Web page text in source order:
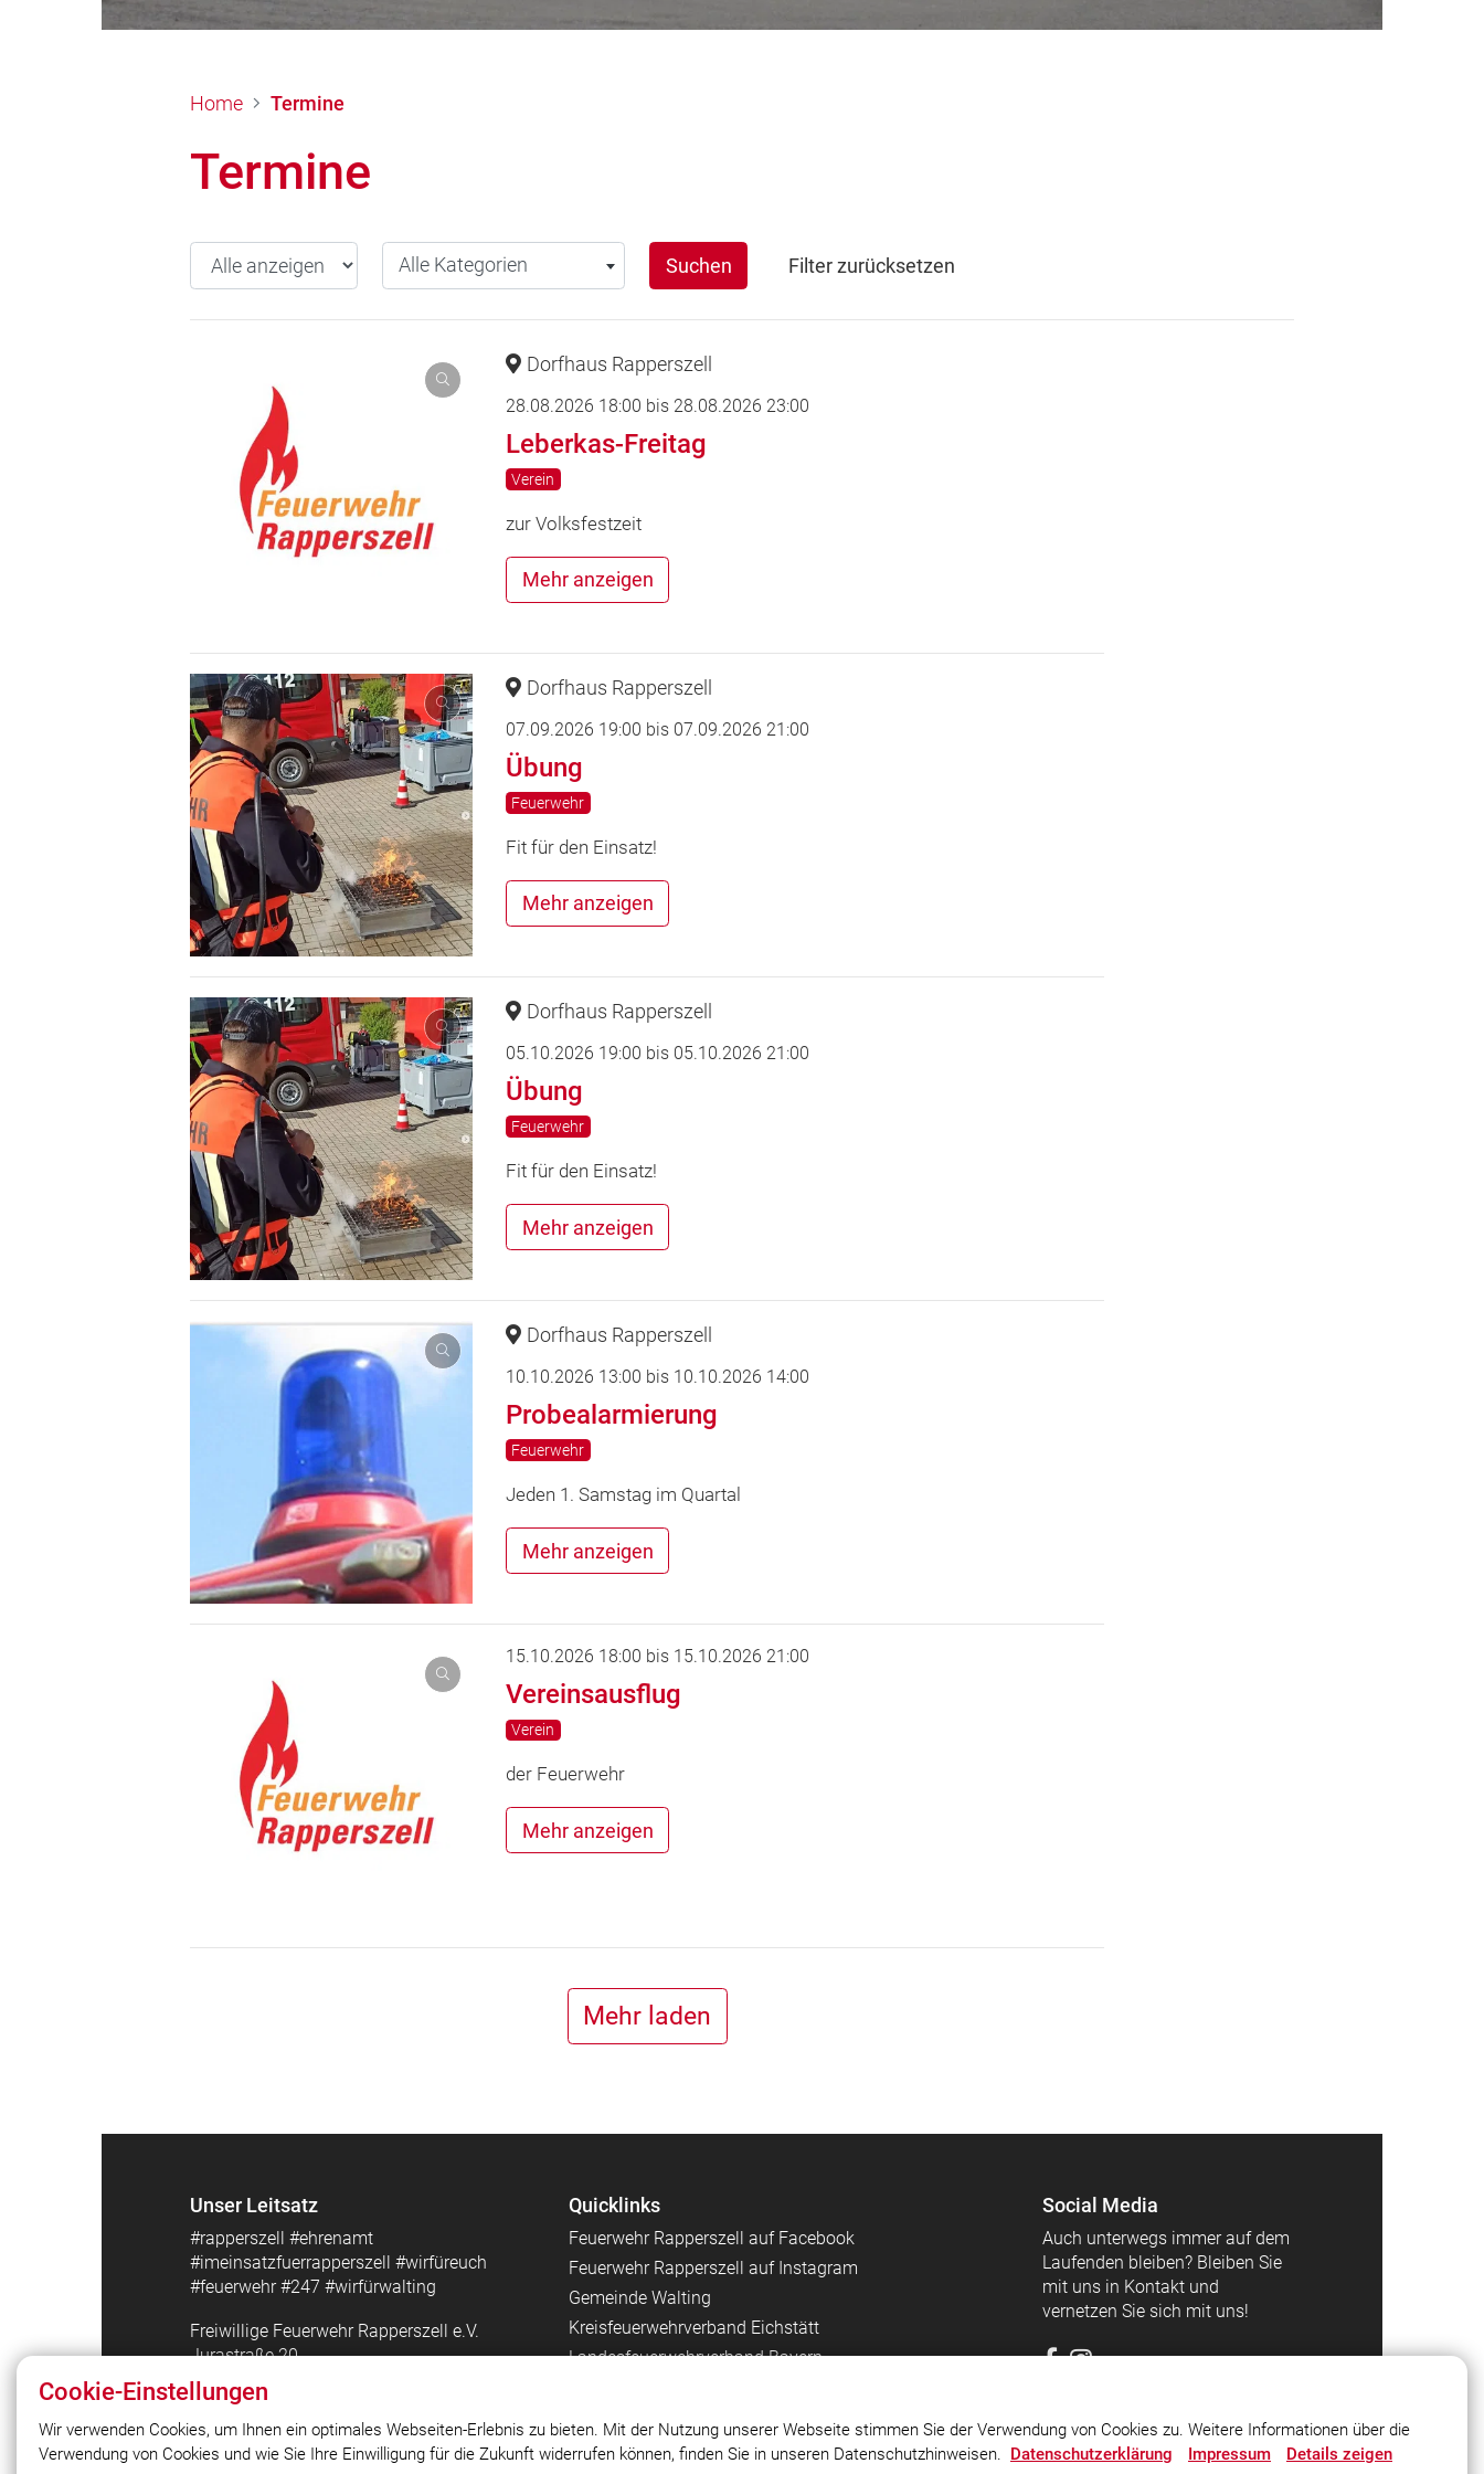
Home Termine
Termine
Jahr wählen Alle Kategorien
Alle Kategorien Suchen Filter zurücksetzen
Dorfhaus Rapperszell
28.08.2026 18:00 bis 28.08.2026 23:00
Leberkas-Freitag
Verein
zur Volksfestzeit
Mehr anzeigen
Dorfhaus Rapperszell
07.09.2026 19:00 bis 07.09.2026 21:00
Übung
Feuerwehr
Fit für den Einsatz!
Mehr anzeigen
Dorfhaus Rapperszell
05.10.2026 19:00 bis 05.10.2026 21:00
Übung
Feuerwehr
Fit für den Einsatz!
Mehr anzeigen
Dorfhaus Rapperszell
10.10.2026 13:00 bis 10.10.2026 14:00
Probealarmierung
Feuerwehr
Jeden 1. Samstag im Quartal
Mehr anzeigen
15.10.2026 18:00 bis 15.10.2026 21:00
Vereinsausflug
Verein
der Feuerwehr
Mehr anzeigen
Mehr laden
Unser Leitsatz
#rapperszell #ehrenamt
#imeinsatzfuerrapperszell #wirfüreuch
#feuerwehr #247 #wirfürwalting
Freiwillige Feuerwehr Rapperszell e.V.
Jurastraße 20
85137 Rapperszell
info@feuerwehr-rapperszell.de
Tel. 08426/9859701
Quicklinks
Feuerwehr Rapperszell auf Facebook
Feuerwehr Rapperszell auf Instagram
Gemeinde Walting
Kreisfeuerwehrverband Eichstätt
Landesfeuerwehrverband Bayern
Social Media
Auch unterwegs immer auf dem
Laufenden bleiben? Bleiben Sie
mit uns in Kontakt und
vernetzen Sie sich mit uns!
Cookie-Einstellungen
Wir verwenden Cookies, um Ihnen ein optimales Webseiten-Erlebnis zu bieten. Mit der Nutzung unserer Webseite stimmen Sie der Verwendung von Cookies zu. Weitere Informationen über die
Verwendung von Cookies und wie Sie Ihre Einwilligung für die Zukunft widerrufen können, finden Sie in unseren Datenschutzhinweisen. Datenschutzerklärung Impressum Details zeigen